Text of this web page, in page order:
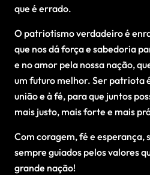
que é errado.
O patriotismo verdadeiro é
que nos dá força e sabedoria
e no amor pela nossa nação,
um futuro melhor. Ser patriota
união e à fé, para que juntos
mais justo, mais forte e mais
Com coragem, fé e esperança,
sempre guiados pelos valores
grande nação!